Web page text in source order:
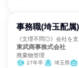
事務職(埼玉配属)
《文理不問◎》会社を
東武商事株式会社
廃棄物管理
27年卒 埼玉県